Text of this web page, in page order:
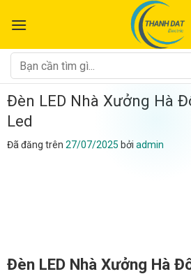
đến
dung
Tìm
kiếm:
Đèn LED Nhà Xưởng Hà
Led
Đã đăng trên 27/07/2025 bởi admin
Đèn LED Nhà Xưởng Hà